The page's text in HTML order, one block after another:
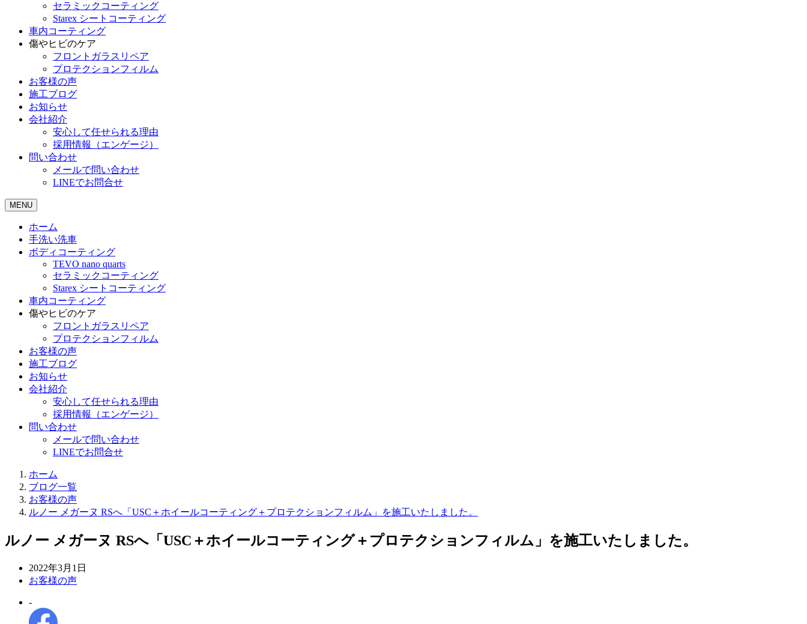
セラミックコーティング
Starex シートコーティング
車内コーティング
傷やヒビのケア
フロントガラスリペア
プロテクションフィルム
お客様の声
施工ブログ
お知らせ
会社紹介
安心して任せられる理由
採用情報（エンゲージ）
問い合わせ
メールで問い合わせ
LINEでお問合せ
MENU
ホーム
手洗い洗車
ボディコーティング
TEVO nano quarts
セラミックコーティング
Starex シートコーティング
車内コーティング
傷やヒビのケア
フロントガラスリペア
プロテクションフィルム
お客様の声
施工ブログ
お知らせ
会社紹介
安心して任せられる理由
採用情報（エンゲージ）
問い合わせ
メールで問い合わせ
LINEでお問合せ
ホーム
ブログ一覧
お客様の声
ルノー メガーヌ RSへ「USC＋ホイールコーティング＋プロテクションフィルム」を施工いたしました。
ルノー メガーヌ RSへ「USC＋ホイールコーティング＋プロテクションフィルム」を施工いたしました。
投
稿
2022年3月1日
カ
ゴ
リ
お客様の声
-